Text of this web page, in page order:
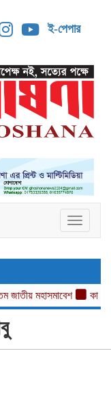
ই-পেপার
জাতীয় মহাসমাবেশ